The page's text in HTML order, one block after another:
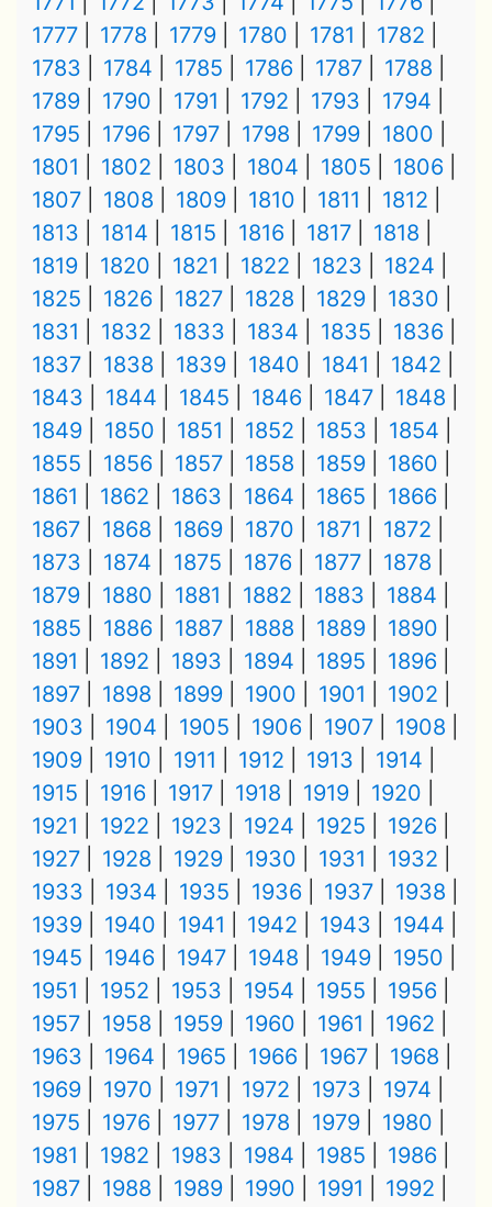
1777
1778 1779 1780 1781
1782
1783
1784 1785 1786 1787
1788
1789
1790 1791 1792 1793
1794
1795
1796 1797 1798 1799
1800
1801
1802 1803 1804 1805
1806
1807
1808 1809 1810 1811
1812
1813
1814 1815 1816 1817
1818
1819
1820 1821 1822 1823
1824
1825
1826 1827 1828 1829
1830
1831
1832 1833 1834 1835
1836
1837
1838 1839 1840 1841
1842
1843
1844 1845 1846 1847
1848
1849
1850 1851 1852 1853
1854
1855
1856 1857 1858 1859
1860
1861
1862 1863 1864 1865
1866
1867
1868 1869 1870 1871
1872
1873
1874 1875 1876 1877
1878
1879
1880 1881 1882 1883
1884
1885
1886 1887 1888 1889
1890
1891
1892 1893 1894 1895
1896
1897
1898 1899 1900 1901
1902
1903
1904 1905 1906 1907
1908
1909
1910 1911 1912 1913
1914
1915
1916 1917 1918 1919
1920
1921
1922 1923 1924 1925
1926
1927
1928 1929 1930 1931
1932
1933
1934 1935 1936 1937
1938
1939
1940 1941 1942 1943
1944
1945
1946 1947 1948 1949
1950
1951
1952 1953 1954 1955
1956
1957
1958 1959 1960 1961
1962
1963
1964 1965 1966 1967
1968
1969
1970 1971 1972 1973
1974
1975
1976 1977 1978 1979
1980
1981
1982 1983 1984 1985
1986
1987
1988 1989 1990 1991
1992